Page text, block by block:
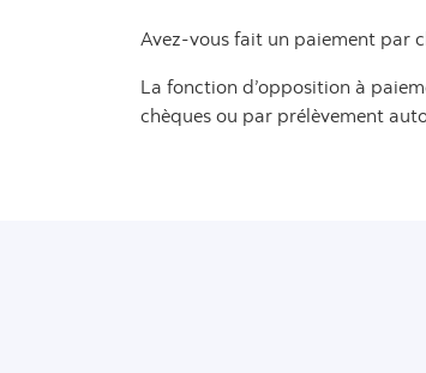
Avez-vous fait un paiement par
La fonction d’opposition à
chèques ou par prélèvement